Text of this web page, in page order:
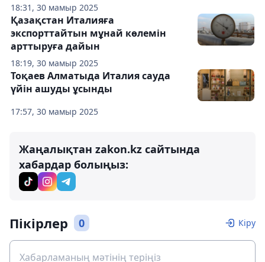
18:31, 30 мамыр 2025
18:19, 30 мамыр 2025
Қазақстан Италияға
экспорттайтын мұнай көлемін
арттыруға дайын
17:57, 30 мамыр 2025
Тоқаев Алматыда Италия сауда
үйін ашуды ұсынды
Жаңалықтан zakon.kz сайтында
хабардар болыңыз:
Пікірлер 0 Кіру